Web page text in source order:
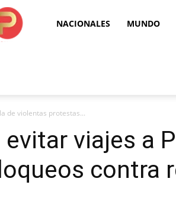
Puro NACIONALES MUNDO
de violentas protestas...
viajes a
contra